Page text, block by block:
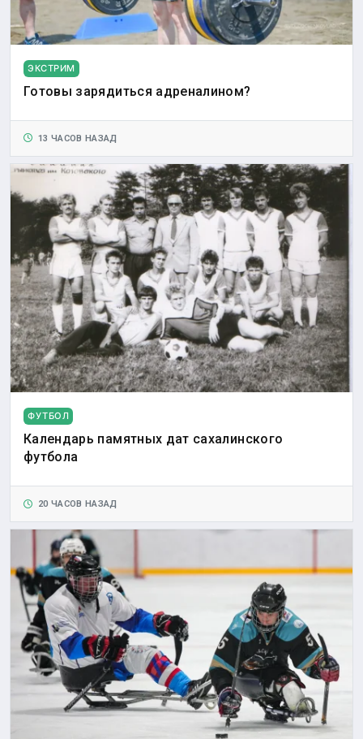
ЭКСТРИМ
Готовы зарядиться адреналином?
13 ЧАСОВ НАЗАД
ФУТБОЛ
Календарь памятных дат сахалинского
футбола
20 ЧАСОВ НАЗАД